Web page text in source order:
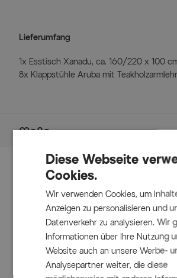
Lieferumfang
1x Esstisch Xanadu, ca. 160/220 x 100
8x Klappstühle Aruba mit
Maße
Maße (L/B/H)
ca. 160/220 x 100 x 76 cm
Gewicht: ca. 50 kg
Klappstühle
ca. 73 x 62,5 x 112,5 cm
Zubehör
Diese Webseite
Cookies.
Wir verwenden Cookies, um
Anzeigen zu personalisieren und
Datenverkehr zu analysieren. Wir
Informationen über Ihre Nutzung
Website auch an unsere Werbe-
Analysepartner weiter, die diese